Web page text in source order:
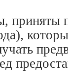
приняты